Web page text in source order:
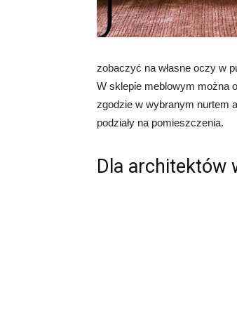
zobaczyć na własne oczy w
W sklepie meblowym można
zgodzie w wybranym nurtem
podziały na pomieszczenia.
Dla architektów